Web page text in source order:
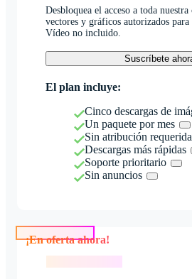
Desbloquea el acceso a toda
vectores y gráficos autorizados para
Vídeo no incluido.
Suscríbete
El plan incluye:
Cinco descargas de
Un paquete por mes
Sin atribución requerida
Descargas más rápidas
Soporte prioritario
Sin anuncios